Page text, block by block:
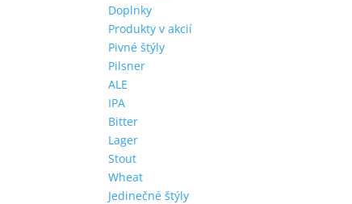
Doplnky
Produkty v akcií
Pivné štýly
Pilsner
ALE
IPA
Bitter
Lager
Stout
Wheat
Jedinečné štýly